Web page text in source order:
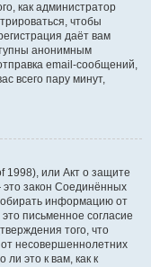
как администратор
чтобы
даёт вам
анонимным
email-сообщений,
всего пару минут,
1998), или Акт о защите
это закон Соединённых
информацию от
письменное согласие
того, что
несовершеннолетних
это к вам, как к